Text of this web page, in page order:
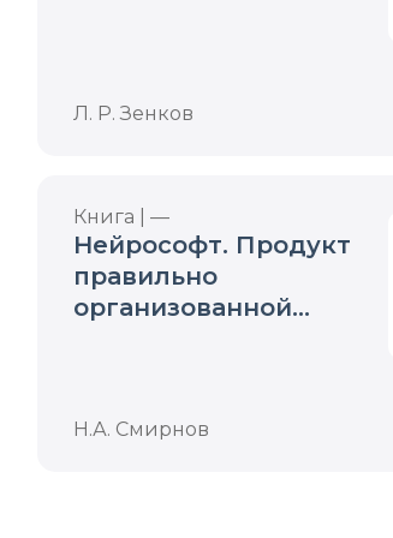
Л. Р. Зенков
Книга | —
Нейрософт. Продукт
правильно
организованной
Н.А. Смирнов